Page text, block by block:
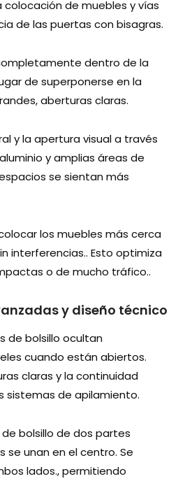
de muebles y vías
de las puertas con bisagras.
dentro de la
de superponerse en la
aberturas claras.
y la apertura visual a través
y amplias áreas de
se sientan más
los muebles más cerca
interferencias.. Esto optimiza
o de mucho tráfico..
y diseño técnico
de bolsillo ocultan
cuando están abiertos.
claras y la continuidad
sistemas de apilamiento.
bolsillo de dos partes
se unan en el centro. Se
lados., permitiendo